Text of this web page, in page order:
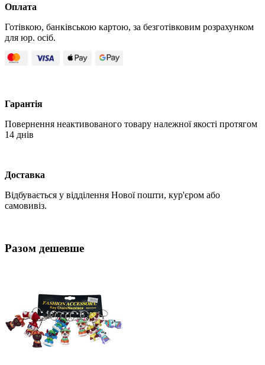
Оплата
Готівкою, банківською картою, за безготівковим розрахунком
для юр. осіб.
Гарантія
Повернення неактивованого товару належної якості протягом
14 днів
Доставка
Відбувається у відділення Нової пошти, кур'єром або
самовивіз.
Разом дешевше